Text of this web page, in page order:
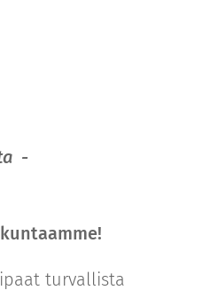
-
turvallista